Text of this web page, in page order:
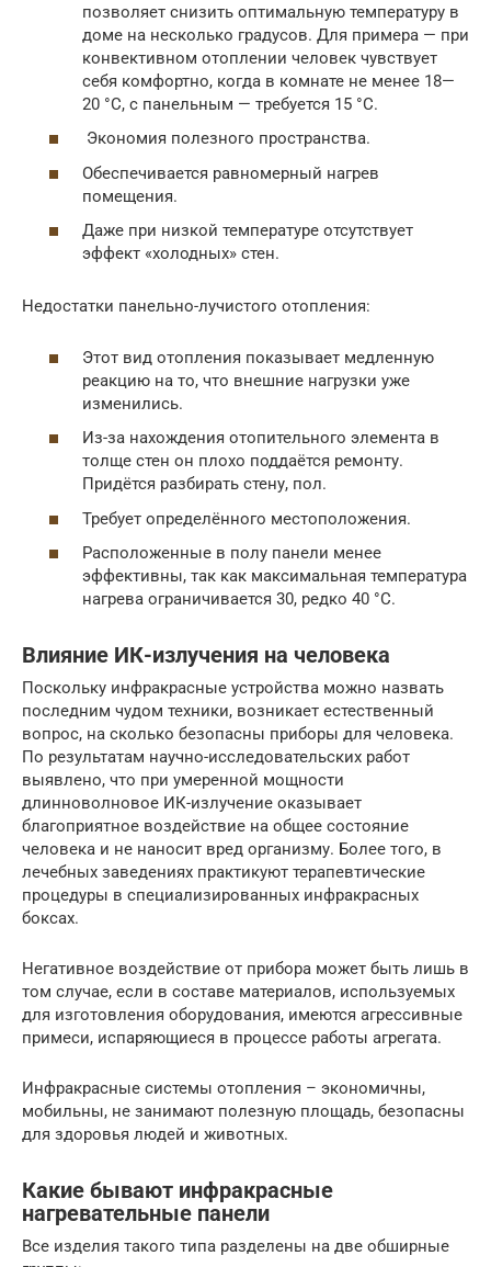
позволяет снизить оптимальную температуру в
доме на несколько градусов. Для примера — при
конвективном отоплении человек чувствует
себя комфортно, когда в комнате не менее 18—
20 °C, с панельным — требуется 15 °C.
Экономия полезного пространства.
Обеспечивается равномерный нагрев
помещения.
Даже при низкой температуре отсутствует
эффект «холодных» стен.
Недостатки панельно-лучистого отопления:
Этот вид отопления показывает медленную
реакцию на то, что внешние нагрузки уже
изменились.
Из-за нахождения отопительного элемента в
толще стен он плохо поддаётся ремонту.
Придётся разбирать стену, пол.
Требует определённого местоположения.
Расположенные в полу панели менее
эффективны, так как максимальная температура
нагрева ограничивается 30, редко 40 °C.
Влияние ИК-излучения на человека
Поскольку инфракрасные устройства можно назвать
последним чудом техники, возникает естественный
вопрос, на сколько безопасны приборы для человека.
По результатам научно-исследовательских работ
выявлено, что при умеренной мощности
длинноволновое ИК-излучение оказывает
благоприятное воздействие на общее состояние
человека и не наносит вред организму. Более того, в
лечебных заведениях практикуют терапевтические
процедуры в специализированных инфракрасных
боксах.
Негативное воздействие от прибора может быть лишь в
том случае, если в составе материалов, используемых
для изготовления оборудования, имеются агрессивные
примеси, испаряющиеся в процессе работы агрегата.
Инфракрасные системы отопления – экономичны,
мобильны, не занимают полезную площадь, безопасны
для здоровья людей и животных.
Какие бывают инфракрасные
нагревательные панели
Все изделия такого типа разделены на две обширные